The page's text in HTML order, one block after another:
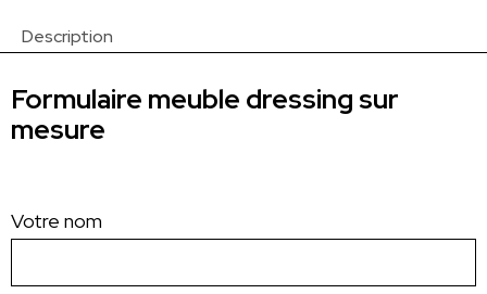
Description
Formulaire meuble dressing sur
mesure
Votre nom